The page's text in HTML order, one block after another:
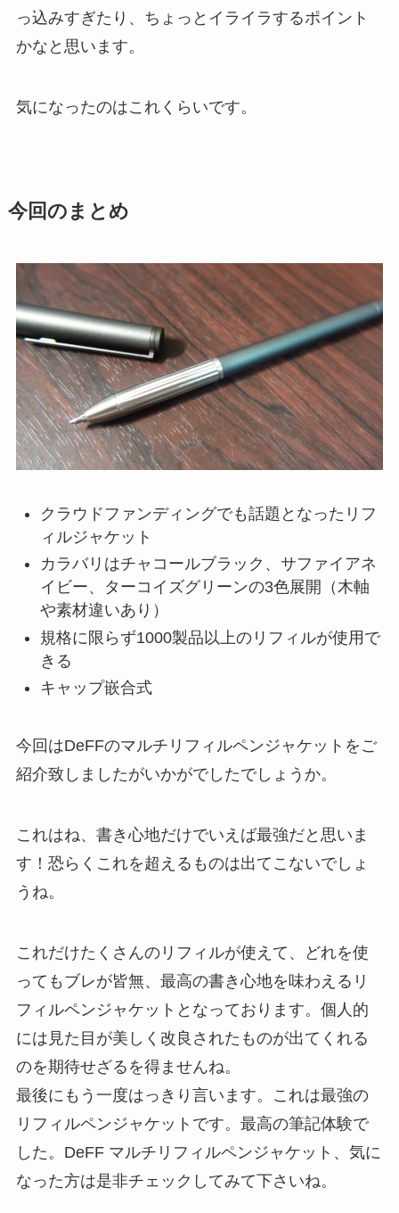
っ込みすぎたり、ちょっとイライラするポイント
かなと思います。
気になったのはこれくらいです。
今回のまとめ
クラウドファンディングでも話題となったリフ
ィルジャケット
カラバリはチャコールブラック、サファイアネ
イビー、ターコイズグリーンの3色展開（木軸
や素材違いあり）
規格に限らず1000製品以上のリフィルが使用で
きる
キャップ嵌合式
今回はDeFFのマルチリフィルペンジャケットをご
紹介致しましたがいかがでしたでしょうか。
これはね、書き心地だけでいえば最強だと思いま
す！恐らくこれを超えるものは出てこないでしょ
うね。
これだけたくさんのリフィルが使えて、どれを使
ってもブレが皆無、最高の書き心地を味わえるリ
フィルペンジャケットとなっております。個人的
には見た目が美しく改良されたものが出てくれる
のを期待せざるを得ませんね。
最後にもう一度はっきり言います。これは最強の
リフィルペンジャケットです。最高の筆記体験で
した。DeFF マルチリフィルペンジャケット、気に
なった方は是非チェックしてみて下さいね。